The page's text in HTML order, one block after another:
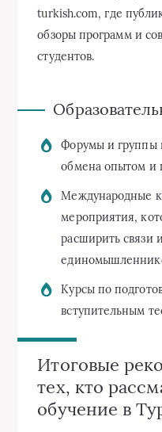
turkish.com, где
обзоры программ и
студентов.
Форумы и группы
обмена опытом и
Международные
мероприятия,
расширить связи
Курсы по
вступительным
Итоговые
тех, кто
обучение в